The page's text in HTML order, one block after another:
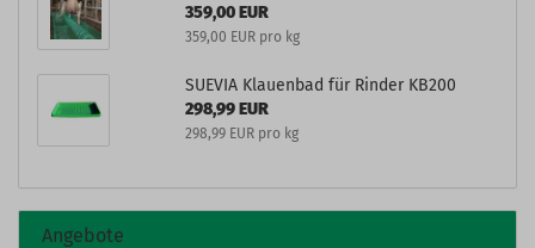
359,00 EUR
359,00 EUR pro kg
SUEVIA Klauenbad für Rinder KB200
298,99 EUR
298,99 EUR pro kg
Angebote